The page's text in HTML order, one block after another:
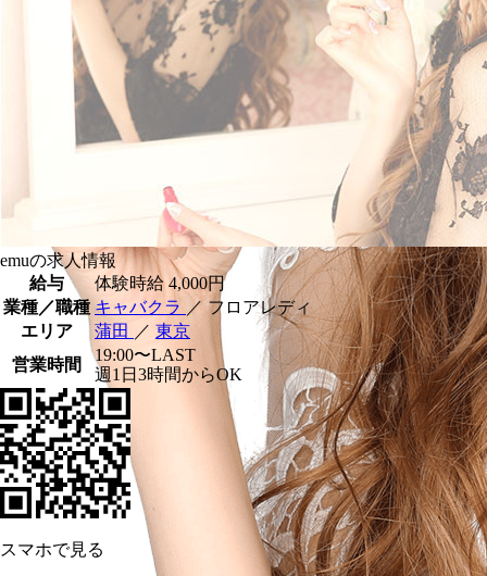
emuの求人情報
給与
体験時給 4,000円
業種／職種 キャバクラ ／ フロアレディ
エリア
蒲田 ／ 東京
営業時間
19:00〜LAST
週1日3時間からOK
スマホで見る